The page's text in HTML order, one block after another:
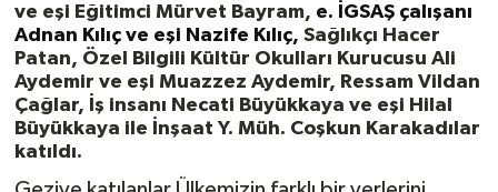
ve eşi Eğitimci Mürvet Bayram, e. İGSAŞ çalışanı
Adnan Kılıç ve eşi Nazife Kılıç, Sağlıkçı Hacer
Patan, Özel Bilgili Kültür Okulları Kurucusu Ali
Aydemir ve eşi Muazzez Aydemir, Ressam Vildan
Çağlar, İş insanı Necati Büyükkaya ve eşi Hilal
Büyükkaya ile İnşaat Y. Müh. Coşkun Karakadılar
katıldı.